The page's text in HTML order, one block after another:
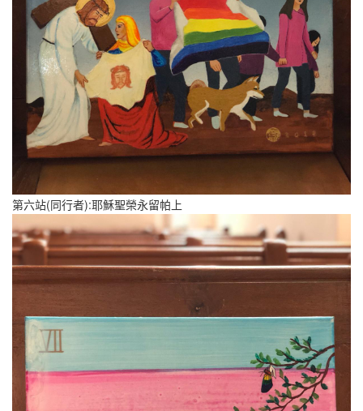
第六站(同行者):耶穌聖榮永留帕上